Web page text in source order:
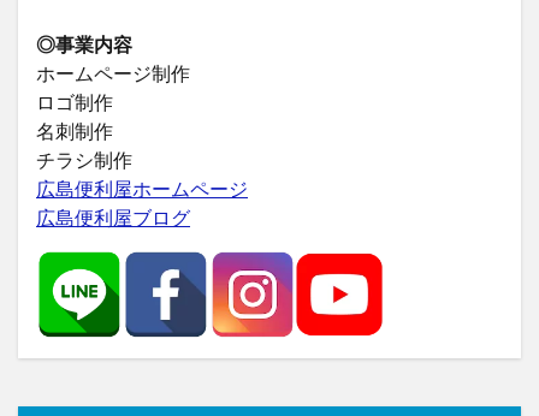
◎事業内容
ホームページ制作
ロゴ制作
名刺制作
チラシ制作
広島便利屋ホームページ
広島便利屋ブログ